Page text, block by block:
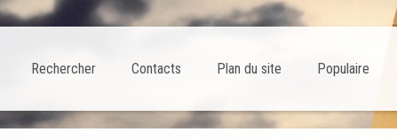
Populaire
Plan du site
Contacts
Rechercher